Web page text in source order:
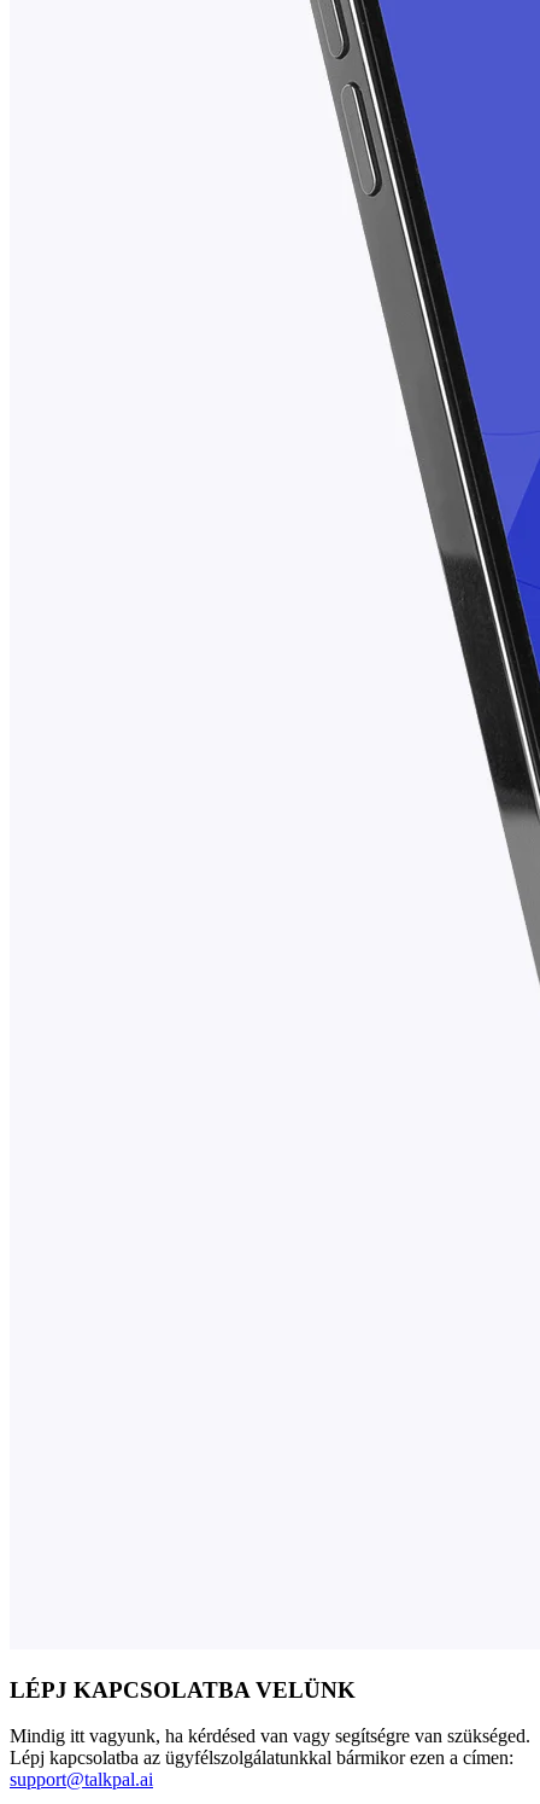
LÉPJ KAPCSOLATBA VELÜNK
Mindig itt vagyunk, ha kérdésed van vagy segítségre van szükséged.
Lépj kapcsolatba az ügyfélszolgálatunkkal bármikor ezen a címen:
support@talkpal.ai